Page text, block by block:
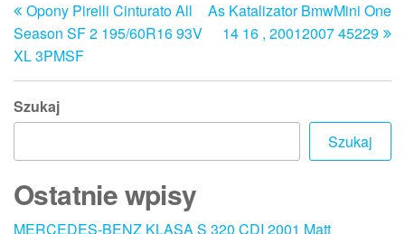
wpisu
wpisOpony Pirelli Cinturato All
Season SF 2 195/60R16 93V
XL 3PMSF
As Katalizator BmwMini One
14 16 , 20012007 45229
Szukaj
Szukaj
Ostatnie wpisy
MERCEDES-BENZ KLASA S 320 CDI 2001 Matt